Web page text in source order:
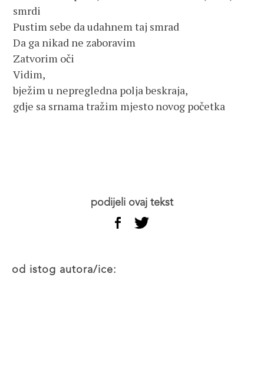
smrdi
Pustim sebe da udahnem taj smrad
Da ga nikad ne zaboravim
Zatvorim oči
Vidim,
bježim u nepregledna polja beskraja,
gdje sa srnama tražim mjesto novog početka
podijeli ovaj tekst
od istog autora/ice: